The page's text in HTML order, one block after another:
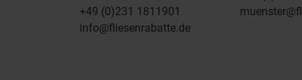
+49 (0)231 1811901
info@fliesenrabatte.de